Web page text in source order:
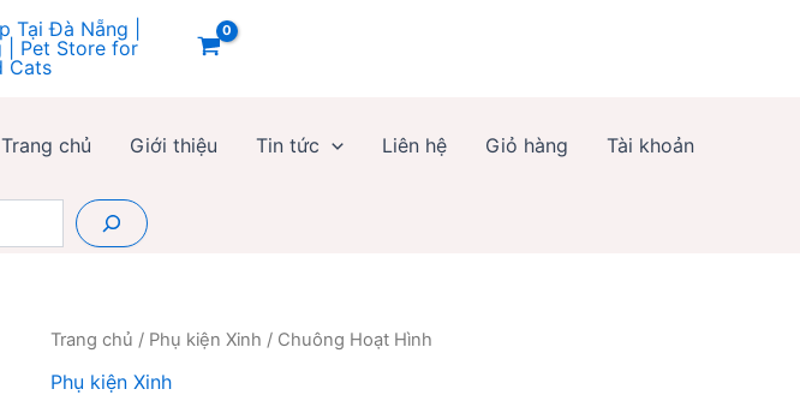
Trang chủ Giới thiệu Tin tức Liên hệ Giỏ hàng Tài khoản
Trang chủ / Phụ kiện Xinh / Chuông Hoạt Hình
Phụ kiện Xinh